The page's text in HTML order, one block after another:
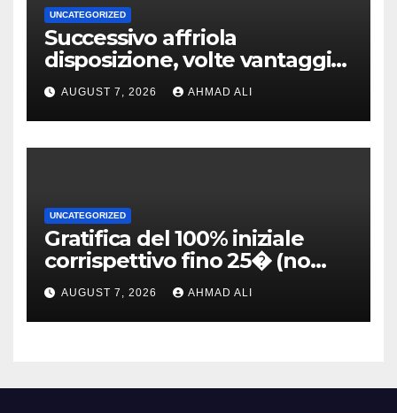
UNCATEGORIZED
Successivo affriola
disposizione, volte vantaggi
includono anonimia, costi
ridotti addirittura bonus
esclusivi a utenti crypto
AUGUST 7, 2026 AHMAD ALI
UNCATEGORIZED
Gratifica del 100% iniziale
corrispettivo fino 25� (no
Skrill, Neteller, MuchBetter,
Paysafecard, Paypal)
AUGUST 7, 2026 AHMAD ALI